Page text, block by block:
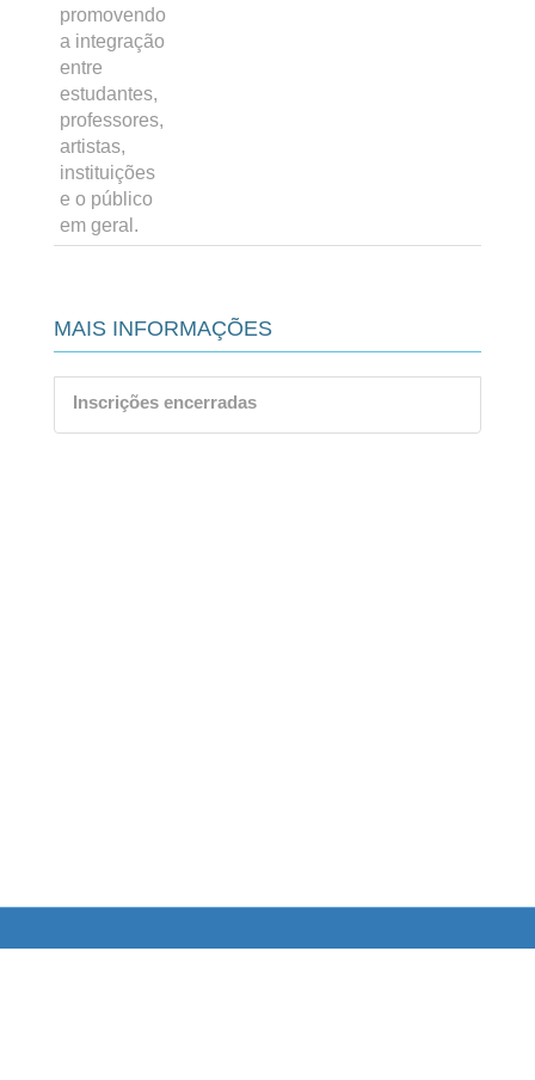
promovendo
a integração
entre
estudantes,
professores,
artistas,
instituições
e o público
em geral.
MAIS INFORMAÇÕES
Inscrições encerradas